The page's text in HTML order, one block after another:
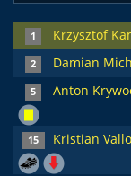
1 Krzysztof
2 Damian
5 Anton
15 Kristian Vallo